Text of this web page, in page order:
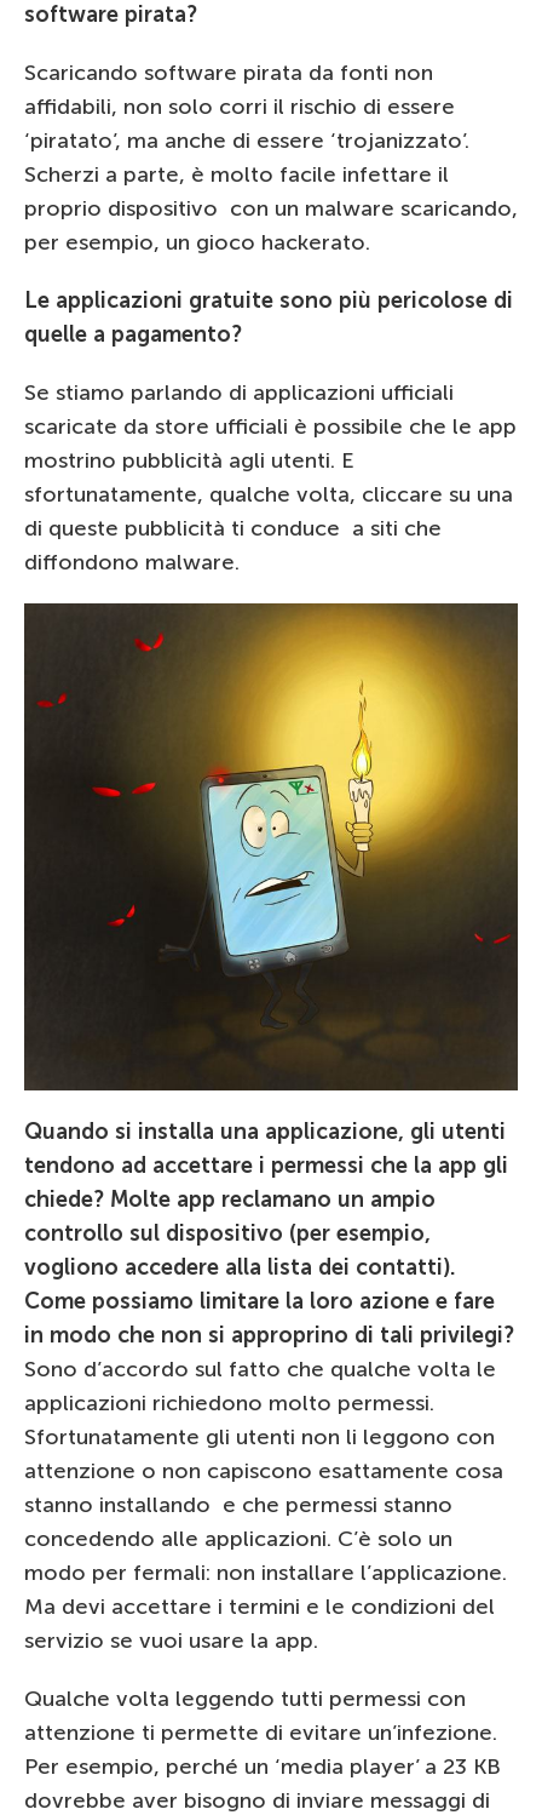
software pirata?
Scaricando software pirata da fonti non
affidabili, non solo corri il rischio di essere
‘piratato’, ma anche di essere ‘trojanizzato’.
Scherzi a parte, è molto facile infettare il
proprio dispositivo con un malware scaricando,
per esempio, un gioco hackerato.
Le applicazioni gratuite sono più pericolose di
quelle a pagamento?
Se stiamo parlando di applicazioni ufficiali
scaricate da store ufficiali è possibile che le app
mostrino pubblicità agli utenti. E
sfortunatamente, qualche volta, cliccare su una
di queste pubblicità ti conduce a siti che
diffondono malware.
Quando si installa una applicazione, gli utenti
tendono ad accettare i permessi che la app gli
chiede? Molte app reclamano un ampio
controllo sul dispositivo (per esempio,
vogliono accedere alla lista dei contatti).
Come possiamo limitare la loro azione e fare
in modo che non si approprino di tali privilegi?
Sono d’accordo sul fatto che qualche volta le
applicazioni richiedono molto permessi.
Sfortunatamente gli utenti non li leggono con
attenzione o non capiscono esattamente cosa
stanno installando e che permessi stanno
concedendo alle applicazioni. C’è solo un
modo per fermali: non installare l’applicazione.
Ma devi accettare i termini e le condizioni del
servizio se vuoi usare la app.
Qualche volta leggendo tutti permessi con
attenzione ti permette di evitare un’infezione.
Per esempio, perché un ‘media player’ a 23 KB
dovrebbe aver bisogno di inviare messaggi di